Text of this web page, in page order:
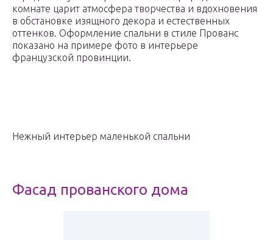
комнате царит атмосфера творчества и вдохновения
в обстановке изящного декора и естественных
оттенков. Оформление спальни в стиле Прованс
показано на примере фото в интерьере
французской провинции.
Нежный интерьер маленькой спальни
Фасад прованского дома